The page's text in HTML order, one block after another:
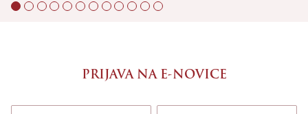
PRIJAVA NA E-NOVICE